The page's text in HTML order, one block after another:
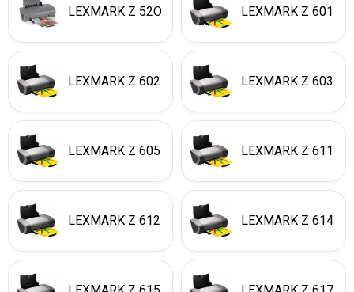
LEXMARK Z 52O LEXMARK Z 601
LEXMARK Z 602 LEXMARK Z 603
LEXMARK Z 605 LEXMARK Z 611
LEXMARK Z 612 LEXMARK Z 614